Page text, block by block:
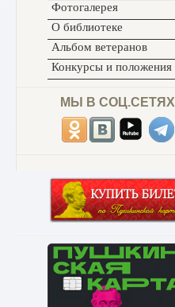
Фотогалерея
О библиотеке
Альбом ветеранов
Конкурсы и положения
МЫ В СОЦ.СЕТЯХ